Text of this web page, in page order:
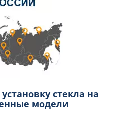
стекла на
модели